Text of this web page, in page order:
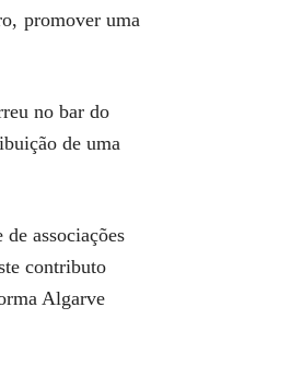
promover uma
no bar do
de uma
associações
contributo
Algarve